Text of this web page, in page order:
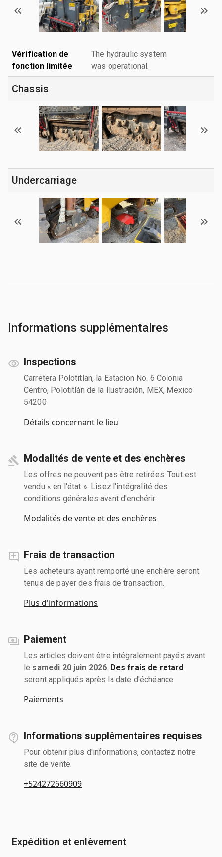
Vérification de
fonction limitée
The hydraulic system
was operational.
Chassis
Undercarriage
Informations supplémentaires
Inspections
Carretera Polotitlan, la Estacion No. 6 Colonia
Centro, Polotitlán de la Ilustración, MEX, Mexico
54200
Détails concernant le lieu
Modalités de vente et des enchères
Les offres ne peuvent pas être retirées. Tout est
vendu « en l'état ». Lisez l'intégralité des
conditions générales avant d'enchérir.
Modalités de vente et des enchères
Frais de transaction
Les acheteurs ayant remporté une enchère seront
tenus de payer des frais de transaction.
Plus d'informations
Paiement
Les articles doivent être intégralement payés avant
le samedi 20 juin 2026 Des frais de retard
seront appliqués après la date d'échéance.
Paiements
Informations supplémentaires requises
Pour obtenir plus d'informations, contactez notre
site de vente.
+524272660909
Expédition et enlèvement